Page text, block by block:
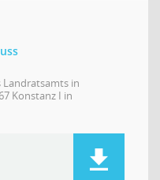
Landratsamts in
Konstanz I in